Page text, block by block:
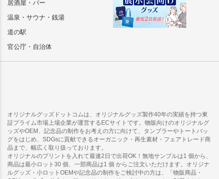
居酒屋・バー
温泉・サウナ・銭湯
道の駅
官公庁・自治体
オリジナルグッズドットコムは、オリジナルグッズ製作40年の実績を持つ東
証プライム市場上場企業が運営するECサイトです。物販向けのオリジナルグ
ッズやOEM、記念品の制作をお考えの方に向けて、タンブラーやトートバッ
グをはじめ、SDGsに貢献できるオーガニック・再生素材・フェアトレード商
品まで、幅広く取り扱っております。
オリジナルのプリントを入れて最速2日で出荷OK！無地サンプルは1 個から、
商品は最小ロット30 個、一部商品は1 個 からご注文いただけます。オリジナ
ルグッズ・小ロットOEMや記念品の制作をご検討中の方は、「物販商品・